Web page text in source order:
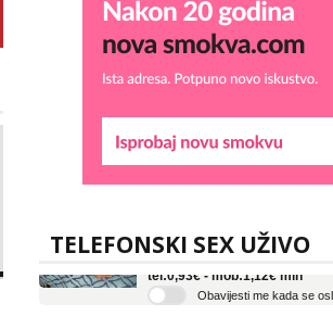
TELEFONSKI SEX UŽIVO
Lucija
Tel: 064/677-677 - Kod: #136
tel:0,93€ - mob:1,12€ min
Obavijesti me kada se